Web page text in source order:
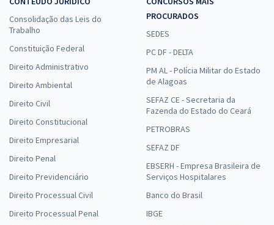
Consolidação das Leis do
Trabalho
Constituição Federal
Direito Administrativo
Direito Ambiental
Direito Civil
Direito Constitucional
Direito Empresarial
Direito Penal
Direito Previdenciário
Direito Processual Civil
Direito Processual Penal
PROCURADOS
SEDES
PC DF - DELTA
PM AL - Polícia Militar do Estado
de Alagoas
SEFAZ CE - Secretaria da
Fazenda do Estado do Ceará
PETROBRAS
SEFAZ DF
EBSERH - Empresa Brasileira de
Serviços Hospitalares
Banco do Brasil
IBGE